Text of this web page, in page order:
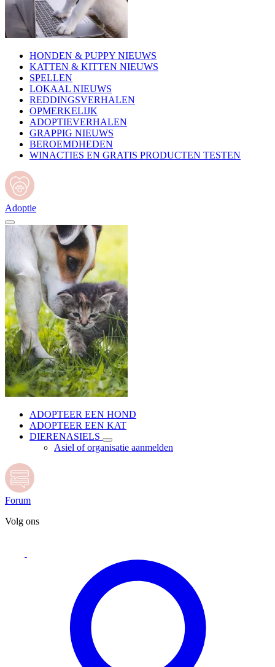
HONDEN & PUPPY NIEUWS
KATTEN & KITTEN NIEUWS
SPELLEN
LOKAAL NIEUWS
REDDINGSVERHALEN
OPMERKELIJK
ADOPTIEVERHALEN
GRAPPIG NIEUWS
BEROEMDHEDEN
WINACTIES EN GRATIS PRODUCTEN TESTEN
Adoptie
ADOPTEER EEN HOND
ADOPTEER EEN KAT
DIERENASIELS
Asiel of organisatie aanmelden
Forum
Volg ons